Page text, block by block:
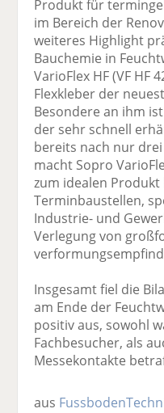
Produkt für
im Bereich der
weiteres Highlight
Bauchemie in
VarioFlex HF (VF HF
Flexkleber der
Besondere an ihm
der sehr schnell
bereits nach nur
macht Sopro
zum idealen Produkt
Terminbaustellen,
Industrie- und
Verlegung von
Insgesamt fiel die
am Ende der
positiv aus, sowohl
Fachbesucher, als
Messekontakte
aus